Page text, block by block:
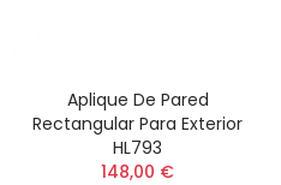
Aplique De Pared
Rectangular Para Exterior
HL793
148,00 €